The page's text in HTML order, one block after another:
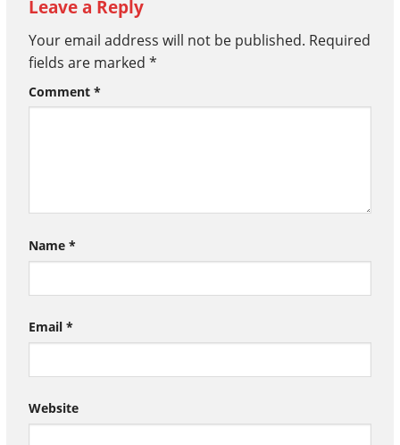
Leave a Reply
Your email address will not be published. Required
fields are marked *
Comment *
Name *
Email *
Website